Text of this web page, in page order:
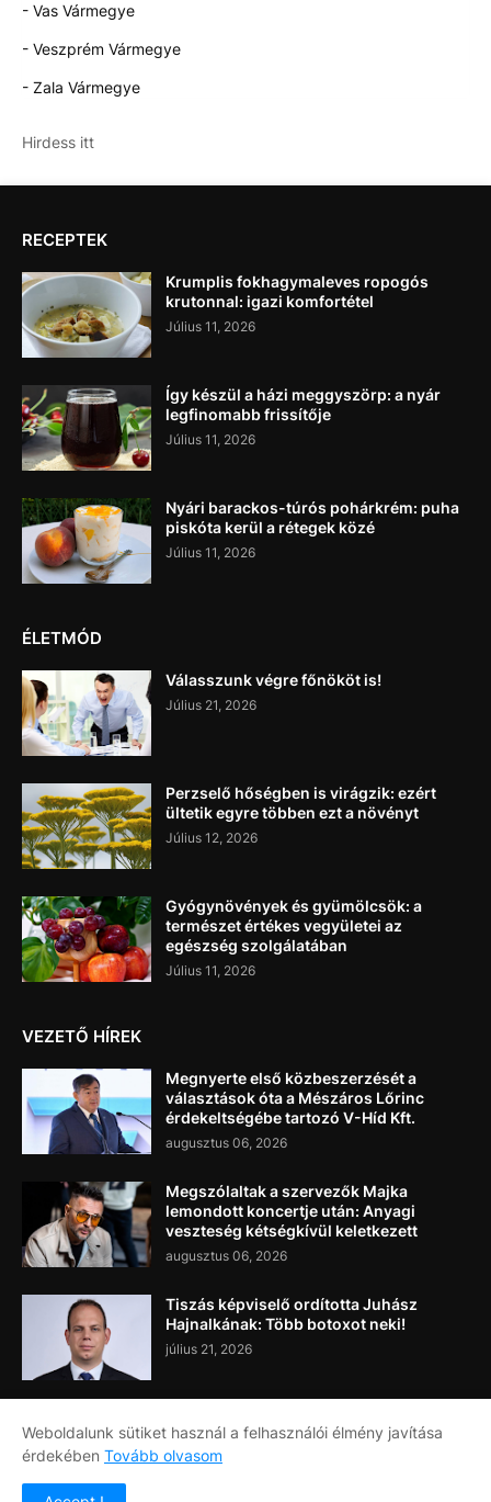
- Vas Vármegye
- Veszprém Vármegye
- Zala Vármegye
Hirdess itt
RECEPTEK
Krumplis fokhagymaleves ropogós
krutonnal: igazi komfortétel
Július 11, 2026
Így készül a házi meggyszörp: a nyár
legfinomabb frissítője
Július 11, 2026
Nyári barackos-túrós pohárkrém: puha
piskóta kerül a rétegek közé
Július 11, 2026
ÉLETMÓD
Válasszunk végre főnököt is!
Július 21, 2026
Perzselő hőségben is virágzik: ezért
ültetik egyre többen ezt a növényt
Július 12, 2026
Gyógynövények és gyümölcsök: a
természet értékes vegyületei az
egészség szolgálatában
Július 11, 2026
VEZETŐ HÍREK
Megnyerte első közbeszerzését a
választások óta a Mészáros Lőrinc
érdekeltségébe tartozó V-Híd Kft.
augusztus 06, 2026
Megszólaltak a szervezők Majka
lemondott koncertje után: Anyagi
veszteség kétségkívül keletkezett
augusztus 06, 2026
Tiszás képviselő ordította Juhász
Hajnalkának: Több botoxot neki!
július 21, 2026
Címlap Rólunk
Weboldalunk sütiket használ a felhasználói élmény javítása
érdekében Tovább olvasom